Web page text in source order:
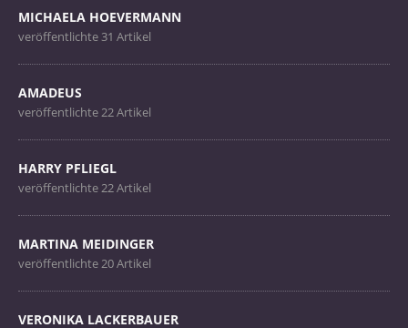
MICHAELA HOEVERMANN
veröffentlichte 31 Artikel
AMADEUS
veröffentlichte 22 Artikel
HARRY PFLIEGL
veröffentlichte 22 Artikel
MARTINA MEIDINGER
veröffentlichte 20 Artikel
VERONIKA LACKERBAUER